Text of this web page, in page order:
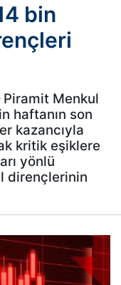
bin
Menkul
haftanın son
kazancıyla
kritik eşiklere
yönlü
dirençlerinin